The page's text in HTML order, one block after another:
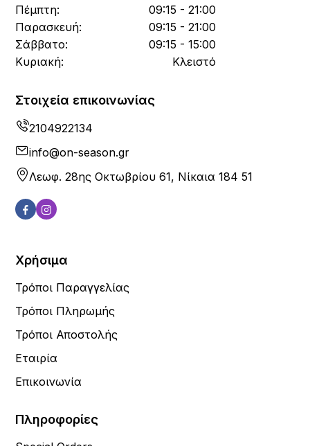
Πέμπτη:
09:15 - 21:00
Παρασκευή:
09:15 - 21:00
Σάββατο:
09:15 - 15:00
Κυριακή:
Κλειστό
Στοιχεία επικοινωνίας
2104922134
info@on-season.gr
Λεωφ. 28ης Οκτωβρίου 61, Νίκαια 184 51
Χρήσιμα
Τρόποι Παραγγελίας
Τρόποι Πληρωμής
Τρόποι Αποστολής
Εταιρία
Επικοινωνία
Πληροφορίες